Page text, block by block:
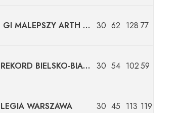
GI MALEPSZY ARTH SOFT LESZNO 30 62 128 77
REKORD BIELSKO-BIAŁA 30 54 10259
LEGIA WARSZAWA 30 45 113 119